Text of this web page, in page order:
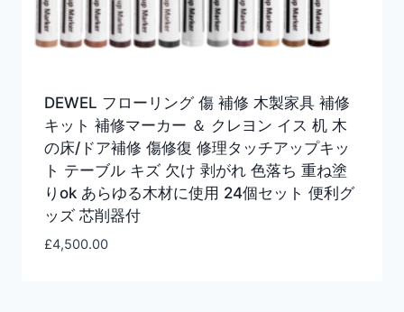
DEWEL フローリング 傷 補修 木製家具 補修
キット 補修マーカー ＆ クレヨン イス 机 木
の床/ドア補修 傷修復 修理タッチアップキッ
ト テーブル キズ 欠け 剥がれ 色落ち 重ね塗
りok あらゆる木材に使用 24個セット 便利グ
ッズ 芯削器付
£4,500.00